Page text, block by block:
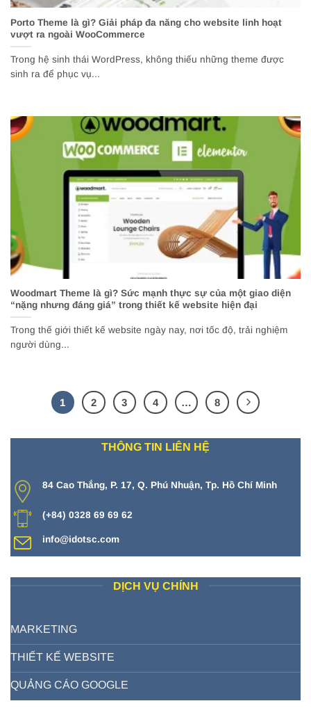
Porto Theme là gì? Giải pháp đa năng cho website linh hoạt
vượt ra ngoài WooCommerce
Trong hệ sinh thái WordPress, không thiếu những theme được
sinh ra để phục vụ...
Woodmart Theme là gì? Sức mạnh thực sự của một giao diện
“nặng nhưng đáng giá” trong thiết kế website hiện đại
Trong thế giới thiết kế website ngày nay, nơi tốc độ, trải nghiệm
người dùng...
1 2 3 4 … 8
THÔNG TIN LIÊN HỆ
84 Cao Thắng, P. 17, Q. Phú Nhuận, Tp. Hồ Chí Minh
(+84) 0328 69 69 62
info@idotsc.com
DỊCH VỤ CHÍNH
MARKETING
THIẾT KẾ WEBSITE
QUẢNG CÁO GOOGLE